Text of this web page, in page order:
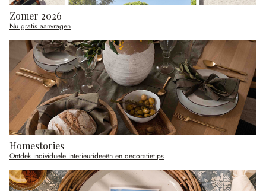
Zomer 2026
Nu gratis aanvragen
Homestories
Ontdek individuele interieurideeën en decoratietips